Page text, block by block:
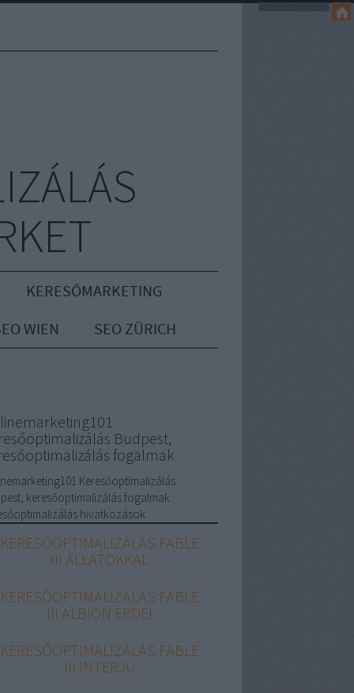
KERESŐMARKETING
WIEN SEO ZÜRICH
Budpest,
fogalmak
Keresőoptimalizálás
keresőoptimalizálás fogalmak
hivatkozások
KERESŐOPTIMALIZÁLÁS FABLE
III ÁLLATOKKAL
KERESŐOPTIMALIZÁLÁS FABLE
III ALBION ERDEI
KERESŐOPTIMALIZÁLÁS FABLE
III INTERJÚ